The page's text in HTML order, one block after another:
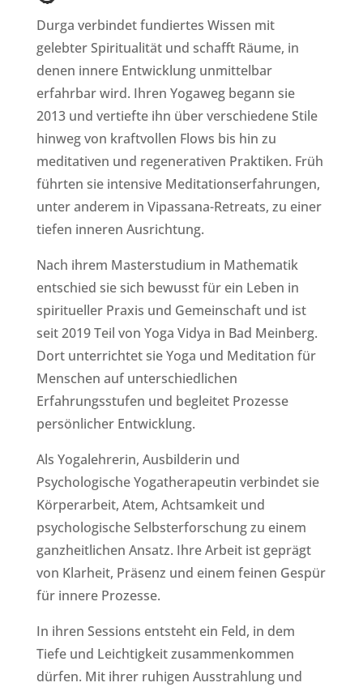
Durga verbindet fundiertes Wissen mit
gelebter Spiritualität und schafft Räume, in
denen innere Entwicklung unmittelbar
erfahrbar wird. Ihren Yogaweg begann sie
2013 und vertiefte ihn über verschiedene Stile
hinweg von kraftvollen Flows bis hin zu
meditativen und regenerativen Praktiken. Früh
führten sie intensive Meditationserfahrungen,
unter anderem in Vipassana-Retreats, zu einer
tiefen inneren Ausrichtung.
Nach ihrem Masterstudium in Mathematik
entschied sie sich bewusst für ein Leben in
spiritueller Praxis und Gemeinschaft und ist
seit 2019 Teil von Yoga Vidya in Bad Meinberg.
Dort unterrichtet sie Yoga und Meditation für
Menschen auf unterschiedlichen
Erfahrungsstufen und begleitet Prozesse
persönlicher Entwicklung.
Als Yogalehrerin, Ausbilderin und
Psychologische Yogatherapeutin verbindet sie
Körperarbeit, Atem, Achtsamkeit und
psychologische Selbsterforschung zu einem
ganzheitlichen Ansatz. Ihre Arbeit ist geprägt
von Klarheit, Präsenz und einem feinen Gespür
für innere Prozesse.
In ihren Sessions entsteht ein Feld, in dem
Tiefe und Leichtigkeit zusammenkommen
dürfen. Mit ihrer ruhigen Ausstrahlung und